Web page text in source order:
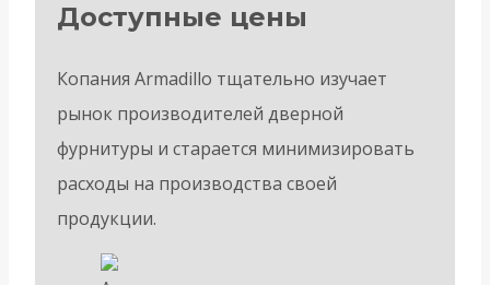
Доступные цены
Копания Armadillo тщательно изучает
рынок производителей дверной
фурнитуры и старается минимизировать
расходы на производства своей
продукции.